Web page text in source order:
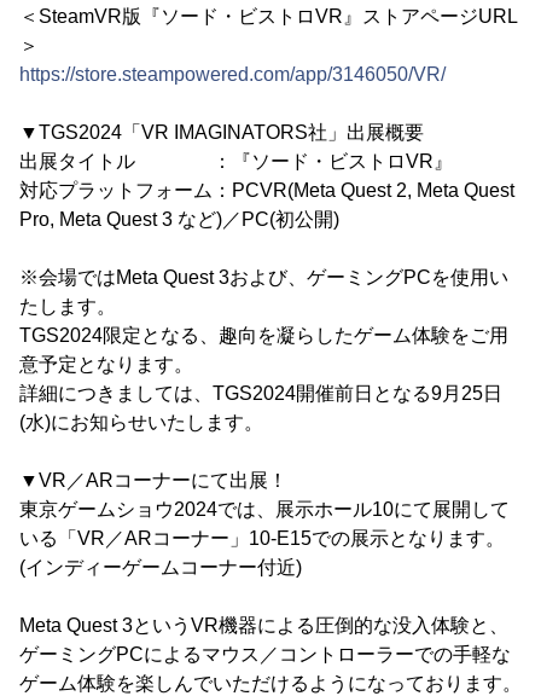
＜SteamVR版『ソード・ビストロVR』ストアページURL
＞
https://store.steampowered.com/app/3146050/VR/
▼TGS2024「VR IMAGINATORS社」出展概要
出展タイトル ：『ソード・ビストロVR』
対応プラットフォーム：PCVR(Meta Quest 2, Meta Quest
Pro, Meta Quest 3 など)／PC(初公開)
※会場ではMeta Quest 3および、ゲーミングPCを使用い
たします。
TGS2024限定となる、趣向を凝らしたゲーム体験をご用
意予定となります。
詳細につきましては、TGS2024開催前日となる9月25日
(水)にお知らせいたします。
▼VR／ARコーナーにて出展！
東京ゲームショウ2024では、展示ホール10にて展開して
いる「VR／ARコーナー」10-E15での展示となります。
(インディーゲームコーナー付近)
Meta Quest 3というVR機器による圧倒的な没入体験と、
ゲーミングPCによるマウス／コントローラーでの手軽な
ゲーム体験を楽しんでいただけるようになっております。